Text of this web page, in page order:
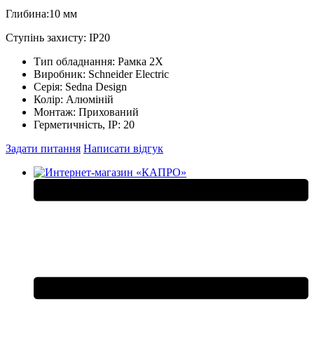
Глибина:10 мм
Ступінь захисту: IP20
Тип обладнання: Рамка 2Х
Виробник: Schneider Electric
Серія: Sedna Design
Колір: Алюміній
Монтаж: Прихований
Герметичність, IP: 20
Задати питання Написати відгук